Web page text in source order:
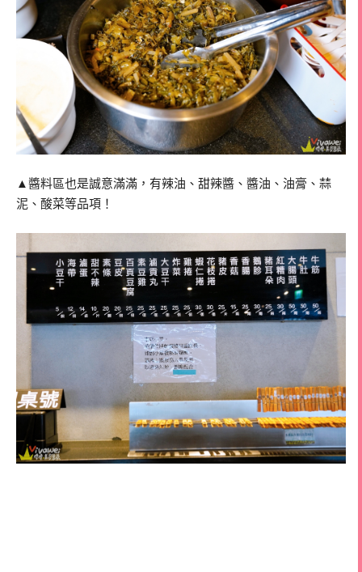
▲醬料區也是誠意滿滿，有辣油、甜辣醬、醬油、油膏、蒜
泥、酸菜等品項！